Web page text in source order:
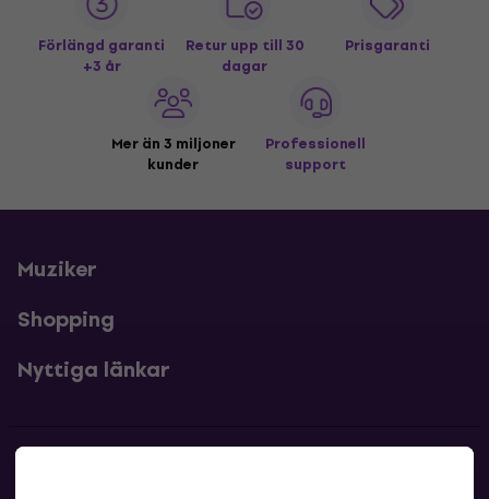
Förlängd garanti
+3 år
Retur upp till 30
dagar
Prisgaranti
Mer än 3 miljoner
kunder
Professionell
support
Muziker
Shopping
Nyttiga länkar